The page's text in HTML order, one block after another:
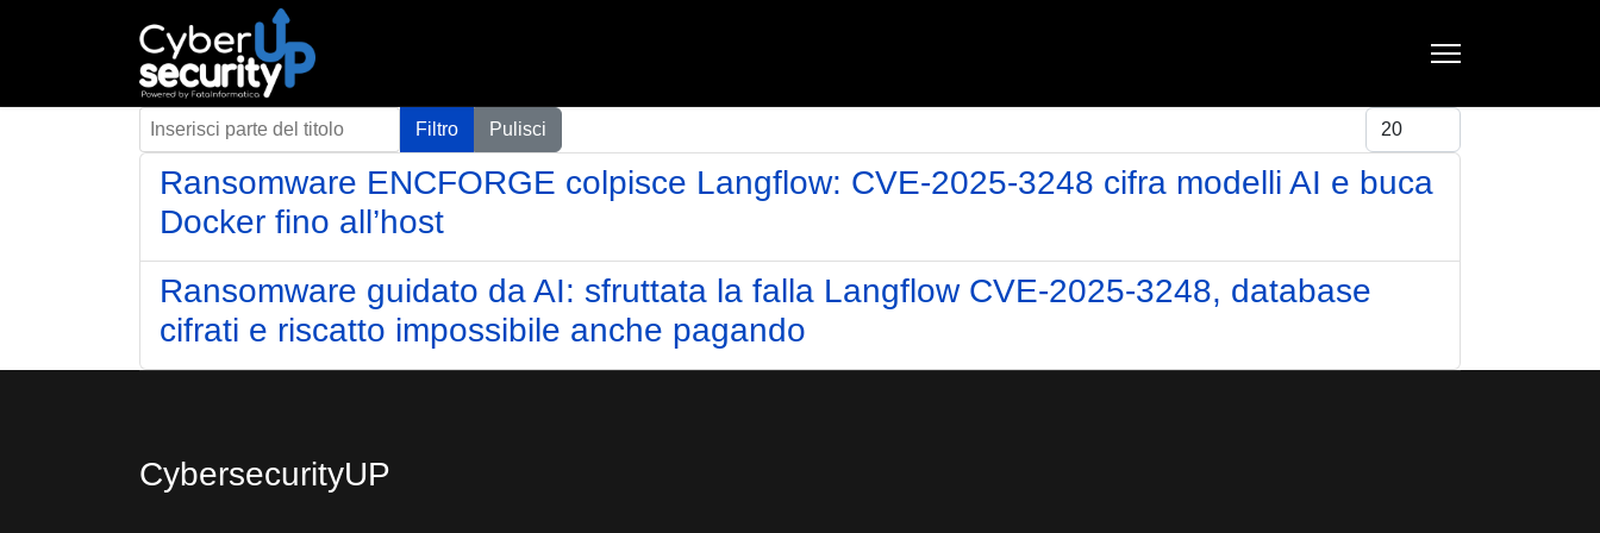
Inserisci parte del titolo Filtro Pulisci Visualizza #
Ransomware ENCFORGE colpisce Langflow: CVE-2025-3248 cifra modelli AI e buca
Docker fino all’host
Ransomware guidato da AI: sfruttata la falla Langflow CVE-2025-3248, database
cifrati e riscatto impossibile anche pagando
CybersecurityUP